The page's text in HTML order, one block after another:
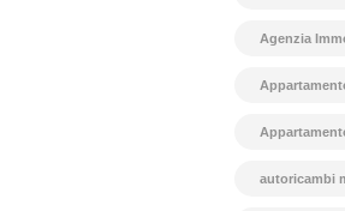
Agenzia
autoricambi